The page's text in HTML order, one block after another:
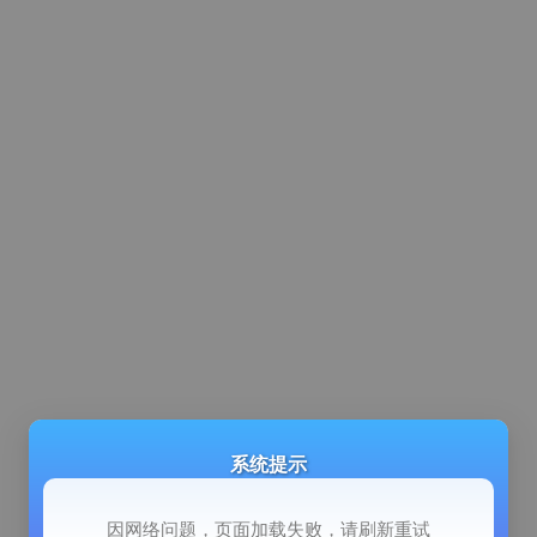
系统提示
因网络问题，页面加载失败，请刷新重试